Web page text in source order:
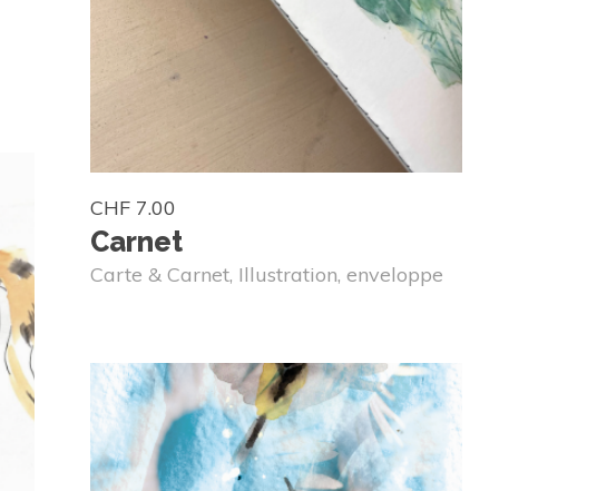
CHF 7.00
Carnet
Carte & Carnet, Illustration, enveloppe